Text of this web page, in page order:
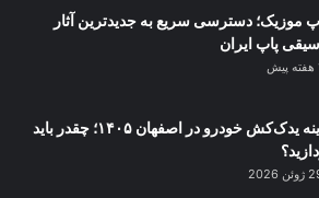
موزیک؛ دسترسی سریع به جدیدترین آثار
پاپ ایران
هزینه یدک‌کش خودرو در اصفهان ۱۴۰۵؛ چقدر باید
2026